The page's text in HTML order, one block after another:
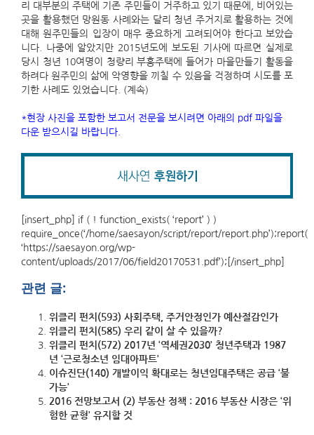
리 대부분의 주택에 기존 주민들이 거주하고 있기 때문에, 비어있는
곳을 활용했던 망원동 사례와는 달리 청년 주거지로 활용하는 것에
대해 원주민들의 입장이 매우 중요하게 고려되어야 한다고 보았습
니다. 나중에 알았지만 2015년도에 보도된 기사에 따르면 실제로
당시 청년 10여명이 청량리 부흥주택에 들어가 마을만들기 활동을
하려다 원주민의 삶에 악영향을 끼칠 수 있음을 걱정하며 시도를 포
기한 사례도 있었습니다. (계속)
*현장 사진을 포함한 보고서 전문을 보시려면 아래의 pdf 파일을
다운 받으시길 바랍니다.
[insert_php] if ( ! function_exists( ‘report’ ) )
require_once(‘/home/saesayon/script/report/report.php’);report(
‘https://saesayon.org/wp-
content/uploads/2017/06/field20170531.pdf’);[/insert_php]
관련 글:
위클리 펀치(593) 사회주택, 주거안정인가 예산절감인가
위클리 펀치(585) 우리 같이 살 수 있을까?
위클리 펀치(572) 2017년 ‘역세권2030’ 청년주택과 1987
년 ‘근로청소년 임대아파트’
이슈진단(140) 개발이익 확대로는 청년임대주택은 공급 ‘불
가능’
2016 전망보고서 (2) 부동산 정책 : 2016 부동산 시장은 ‘위
험한 균형’ 유지할 것